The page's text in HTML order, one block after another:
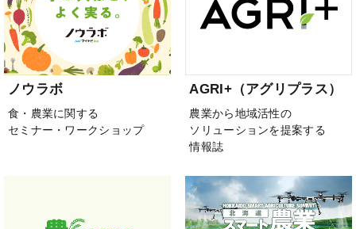
ノウラボ
食・農業に関する
セミナー・ワークショップ
AGRI+（アグリプラス）
農業から地域活性の
ソリューションを提案する
情報誌